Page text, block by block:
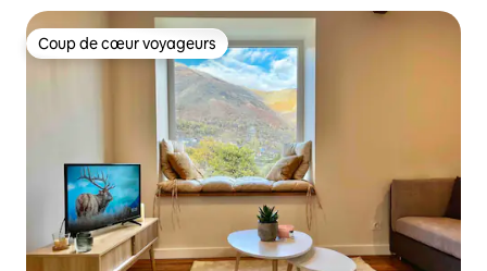
Coup de cœur voyageurs
Coup de cœur voyageurs